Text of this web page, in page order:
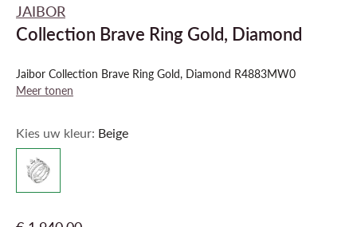
JAIBOR
Collection Brave Ring Gold, Diamond
Jaibor Collection Brave Ring Gold, Diamond R4883MW0
Meer tonen
Kies uw kleur: Beige